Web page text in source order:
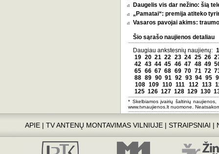
Daugelis vis dar nežino: šią
„Pamatai“: premija atiteko
Vasaros pavojai akims:
Šio sąrašo naujienos detaliau
Daugiau ankstesnių naujienų: 1
19 20 21 22 23 24 25 26
42 43 44 45 46 47 48 49
65 66 67 68 69 70 71 72
88 89 90 91 92 93 94 95
108 109 110 111 112 113
125 126 127 128 129 130
* Skelbiamos įvairių šaltinių
www.tvnaujienos.lt nuomone.
APIE| TV ANTENŲ MONTAVIMAS VILNIUJE| STRAIPSNIAI |